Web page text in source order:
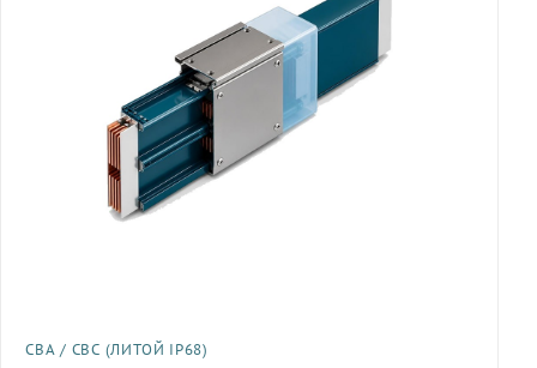
СВА / СВС (ЛИТОЙ IP68)